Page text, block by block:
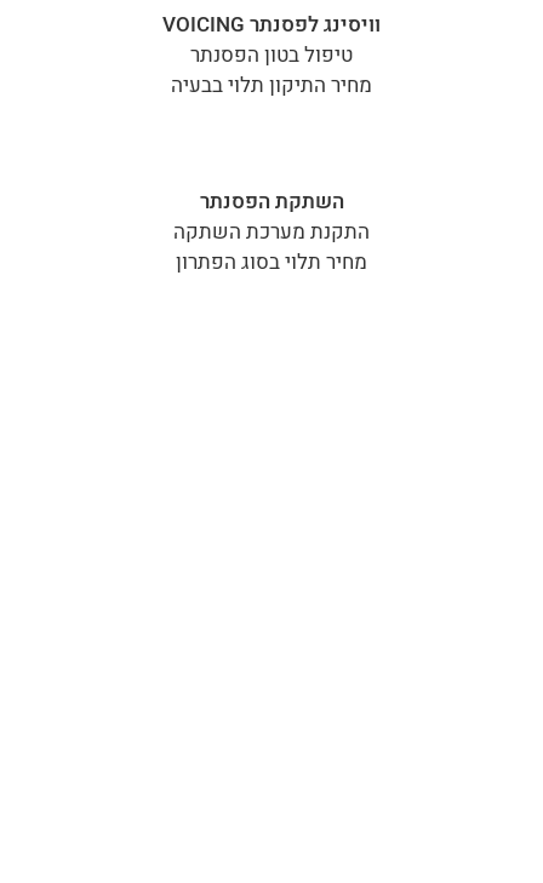
וויסינג לפסנתר VOICING
טיפול בטון הפסנתר
מחיר התיקון תלוי בבעיה
השתקת הפסנתר
התקנת מערכת השתקה
מחיר תלוי בסוג הפתרון